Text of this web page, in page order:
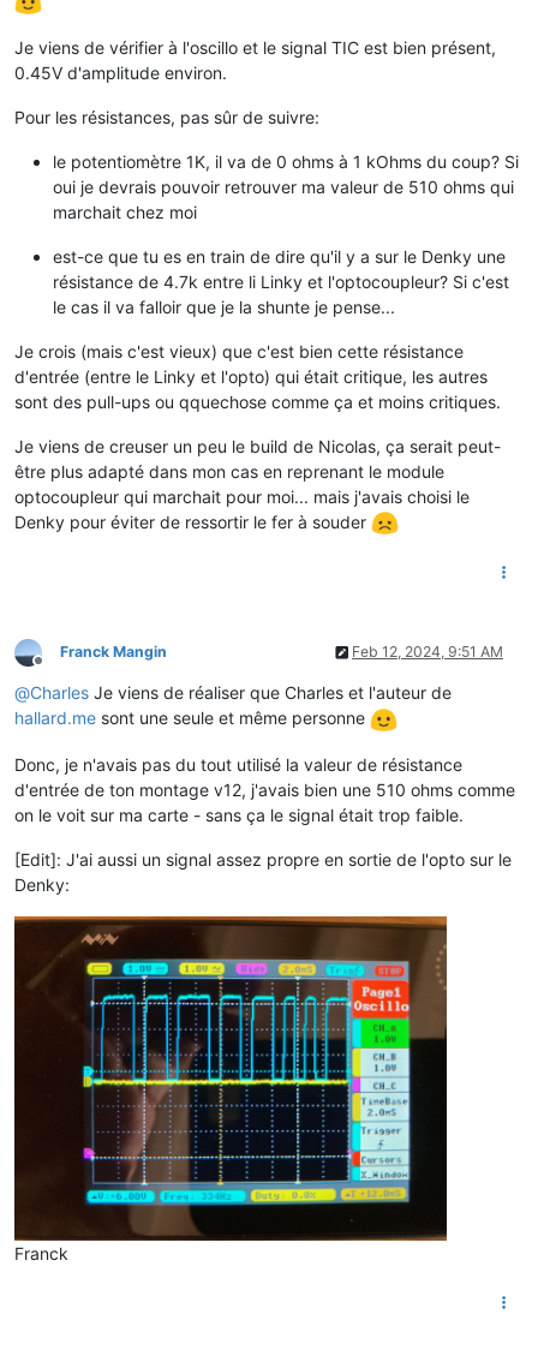
Je viens de vérifier à l'oscillo et le signal TIC est bien présent,
0.45V d'amplitude environ.
Pour les résistances, pas sûr de suivre:
le potentiomètre 1K, il va de 0 ohms à 1 kOhms du coup? Si
oui je devrais pouvoir retrouver ma valeur de 510 ohms qui
marchait chez moi
est-ce que tu es en train de dire qu'il y a sur le Denky une
résistance de 4.7k entre li Linky et l'optocoupleur? Si c'est
le cas il va falloir que je la shunte je pense...
Je crois (mais c'est vieux) que c'est bien cette résistance
d'entrée (entre le Linky et l'opto) qui était critique, les autres
sont des pull-ups ou qquechose comme ça et moins critiques.
Je viens de creuser un peu le build de Nicolas, ça serait peut-
être plus adapté dans mon cas en reprenant le module
optocoupleur qui marchait pour moi... mais j'avais choisi le
Denky pour éviter de ressortir le fer à souder
Offline
Franck Mangin Feb 12, 2024, 9:51 AM
@Charles Je viens de réaliser que Charles et l'auteur de
hallard.me sont une seule et même personne
Donc, je n'avais pas du tout utilisé la valeur de résistance
d'entrée de ton montage v12, j'avais bien une 510 ohms comme
on le voit sur ma carte - sans ça le signal était trop faible.
[Edit]: J'ai aussi un signal assez propre en sortie de l'opto sur le
Denky:
Franck